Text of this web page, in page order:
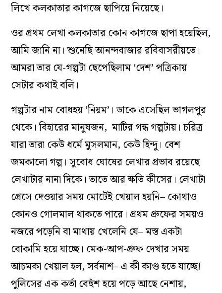
লিখে কলকাতার কাগজে ছাপিয়ে নিয়েছে।
ওর প্রথম লেখা কলকাতার কোন কাগজে ছাপা হয়েছিল,
আমি জানি না। শুনেছি আনন্দবাজার রবিবাসরীয়তে।
আমরা তার যে-গল্পটা ছেপেছিলাম ‘দেশ’ পত্রিকায়
সেটার কথাই বলি।
গল্পটার নাম বোধহয় ‘নিয়ম’। ডাকে এসেছিল ভাগলপুর
থেকে। বিহারের মানুষজন, মাটির গন্ধ গল্পটায়। চরিত্র
যারা তারা কেউ ধর্মে মুসলমান, কেউ হিন্দু। বেশ
জমকালো গল্প। সুবোধ ঘোষের লেখার প্রভাব রয়েছে
লেখাটার নানা দিকে। তাতে আর ক্ষতি কীসের। লেখাটা
প্রেসে দেওয়ার সময় মোটেই খেয়াল হয়নি– কোথাও
কোনও গোলমাল থাকতে পারে। প্রথম প্রুফের সময়ও
নজরে পড়েনি বা মাথায় খেলেনি যে– মস্ত একটা
বোকামি হয়ে যাচ্ছে। মেক-আপ-প্রুফ দেখার সময়
আচমকা খেয়াল হল, সর্বনাশ– এ কী কাণ্ড হতে যাচ্ছে!
পুলিসের এক কর্তা বেহুঁশ হয়ে পড়ে আছে নেশায়,